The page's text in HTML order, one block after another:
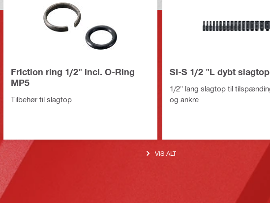
Friction ring 1/2" incl. O-Ring
MP5
Tilbehør til slagtop
SI-S 1/2 "L dybt slagtop
1/2" lang slagtop til
og ankre
VIS ALT